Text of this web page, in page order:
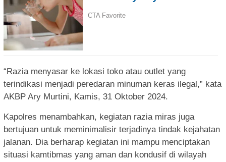
“Razia menyasar ke lokasi toko atau outlet yang
terindikasi menjadi peredaran minuman keras ilegal,” kata
AKBP Ary Murtini, Kamis, 31 Oktober 2024.
Kapolres menambahkan, kegiatan razia miras juga
bertujuan untuk meminimalisir terjadinya tindak kejahatan
jalanan. Dia berharap kegiatan ini mampu menciptakan
situasi kamtibmas yang aman dan kondusif di wilayah